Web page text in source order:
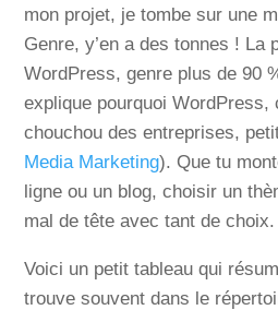
mon projet, je tombe sur une
Genre, y’en a des tonnes ! La
WordPress, genre plus de 90
explique pourquoi WordPress,
chouchou des entreprises,
Media Marketing). Que tu
ligne ou un blog, choisir un
mal de tête avec tant de choix.
Voici un petit tableau qui
trouve souvent dans le